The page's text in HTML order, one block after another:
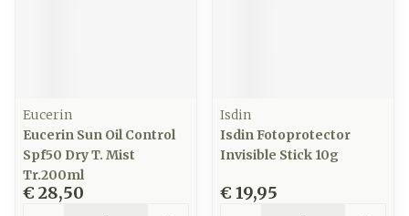
Eucerin
Eucerin Sun Oil Control
Spf50 Dry T. Mist
Tr.200ml
€ 28,50
Isdin
Isdin Fotoprotector
Invisible Stick 10g
€ 19,95